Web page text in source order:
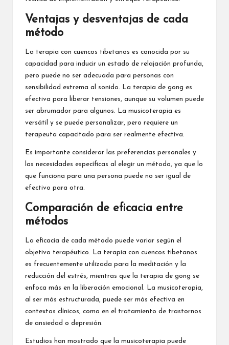
Ventajas y desventajas de cada
método
La terapia con cuencos tibetanos es conocida por su
capacidad para inducir un estado de relajación profunda,
pero puede no ser adecuada para personas con
sensibilidad extrema al sonido. La terapia de gong es
efectiva para liberar tensiones, aunque su volumen puede
ser abrumador para algunos. La musicoterapia es
versátil y se puede personalizar, pero requiere un
terapeuta capacitado para ser realmente efectiva.
Es importante considerar las preferencias personales y
las necesidades específicas al elegir un método, ya que lo
que funciona para una persona puede no ser igual de
efectivo para otra.
Comparación de eficacia entre
métodos
La eficacia de cada método puede variar según el
objetivo terapéutico. La terapia con cuencos tibetanos
es frecuentemente utilizada para la meditación y la
reducción del estrés, mientras que la terapia de gong se
enfoca más en la liberación emocional. La musicoterapia,
al ser más estructurada, puede ser más efectiva en
contextos clínicos, como en el tratamiento de trastornos
de ansiedad o depresión.
Estudios han mostrado que la musicoterapia puede